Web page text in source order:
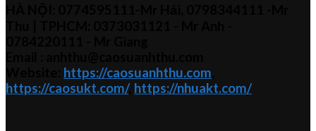
https://caosuanhthu.com
https://caosukt.com/, https://nhuakt.com/